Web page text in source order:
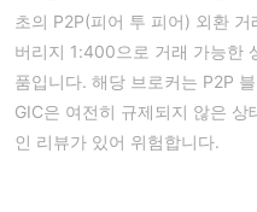
초의 P2P(피어 투 피어) 외환
버리지 1:400으로 거래 가능한
품입니다. 해당 브로커는 P2P
GIC은 여전히 규제되지 않은
인 리뷰가 있어 위험합니다.
GIC이 신뢰할 수 있나